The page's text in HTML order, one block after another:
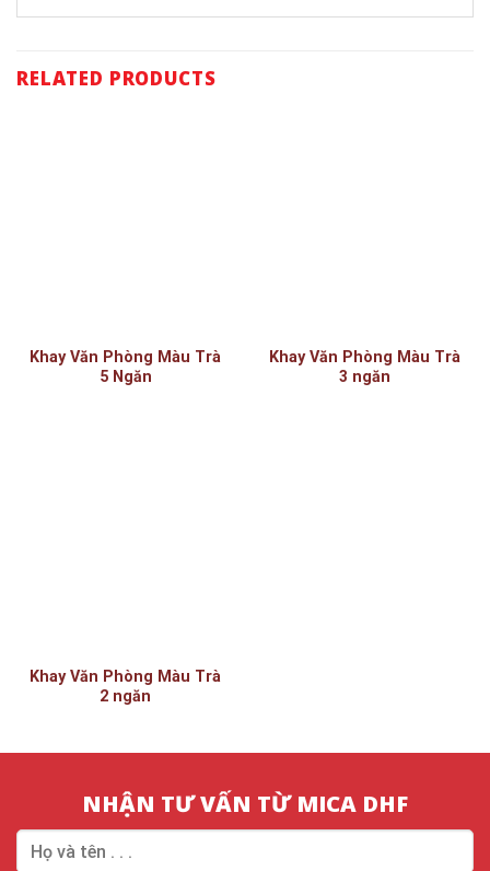
RELATED PRODUCTS
Khay Văn Phòng Màu Trà
5 Ngăn
Khay Văn Phòng Màu Trà
3 ngăn
Khay Văn Phòng Màu Trà
2 ngăn
NHẬN TƯ VẤN TỪ MICA DHF